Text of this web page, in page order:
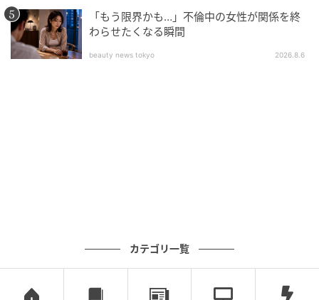
う特別な背景の中で、各キャラクターがどのような選
択をし、その選択がどのような結果をもたらすのかを
見守る楽しさがある作品」と紹介。「人物たちの関係
元記事で読む
「もう限界かも…」不倫中の女性が関係を終
わらせたくなる瞬間
beauty news tokyo 2026.8.6
カテゴリ一覧